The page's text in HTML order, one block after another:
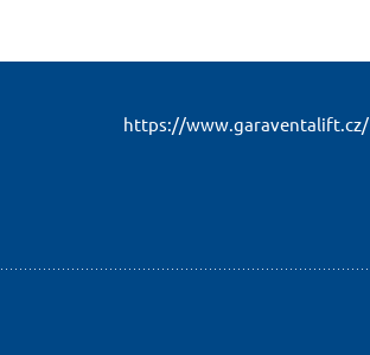
https://www.garaventalift.cz/